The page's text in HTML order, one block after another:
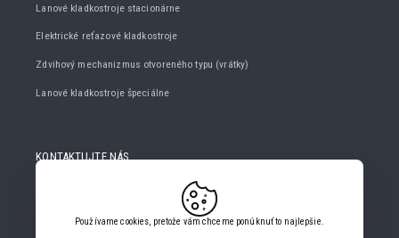
Lanové kladkostroje stacionárne
Elektrické reťazové kladkostroje
Zdvihový mechanizmus otvoreného typu (vrátky)
Lanové kladkostroje špeciálne
KONTAKTUJTE NÁS
Používame cookies, pretože vám chceme ponúknuť to najlepšie.